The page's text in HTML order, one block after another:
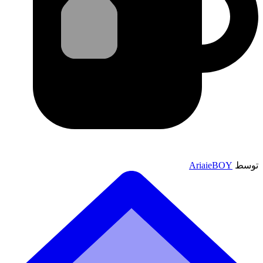
توسطAriaieBOY